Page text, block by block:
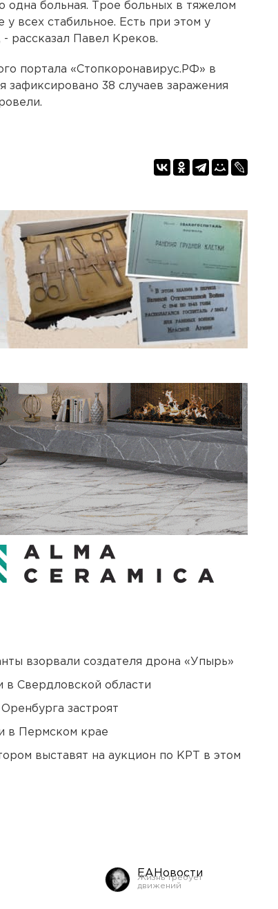
одна больная. Трое больных в тяжелом
у всех стабильное. Есть при этом у
рассказал Павел Креков.
портала «Стопкоронавирус.РФ» в
зафиксировано 38 случаев заражения
взорвали создателя дрона «Упырь»
в Свердловской области
застроят
в Пермском крае
выставят на аукцион по КРТ в этом
ЕАНовости